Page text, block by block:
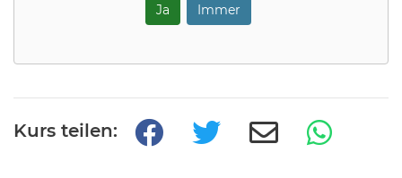
Ja Immer
Kurs teilen: